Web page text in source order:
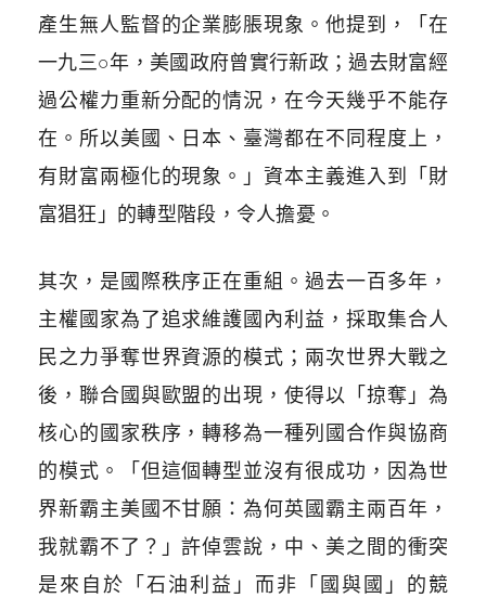
產生無人監督的企業膨脹現象。他提到，「在
一九三○年，美國政府曾實行新政；過去財富經
過公權力重新分配的情況，在今天幾乎不能存
在。所以美國、日本、臺灣都在不同程度上，
有財富兩極化的現象。」資本主義進入到「財
富猖狂」的轉型階段，令人擔憂。
其次，是國際秩序正在重組。過去一百多年，
主權國家為了追求維護國內利益，採取集合人
民之力爭奪世界資源的模式；兩次世界大戰之
後，聯合國與歐盟的出現，使得以「掠奪」為
核心的國家秩序，轉移為一種列國合作與協商
的模式。「但這個轉型並沒有很成功，因為世
界新霸主美國不甘願：為何英國霸主兩百年，
我就霸不了？」許倬雲說，中、美之間的衝突
是來自於「石油利益」而非「國與國」的競